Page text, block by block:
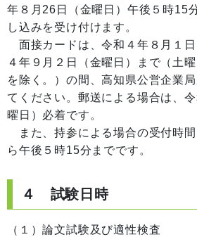
年８月26日（金曜日）午後５時15
し込みを受け付けます。
面接カードは、令和４年８月１
４年９月２日（金曜日）まで（土
を除く。）の間、高知県公営企業
てください。郵送による場合は、
曜日）必着です。
また、持参による場合の受付時
ら午後５時15分までです。
４ 試験日時
（１）論文試験及び適性検査